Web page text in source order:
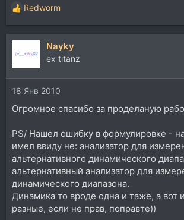
Р
е
а
ц
и
и
:
Redworm
Nayky
ex titanz
18 Янв 2010
Огромное спасибо за проделаную
PS/ Нашел ошибку в формулировке -
имел ввиду не: анализатор для
альтернативного динамического
альтернативный анализатор для
динамического диапазона.
Динамика то вроде одна и таже, а вот
разные, если не прав, поправте))